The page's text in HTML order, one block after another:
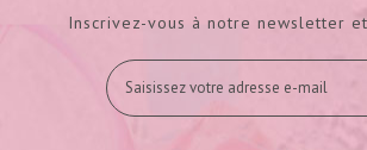
Inscrivez-vous à notre newsletter